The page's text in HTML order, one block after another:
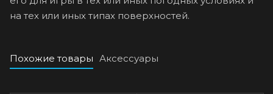
на тех или иных типах поверхностей.
Похожие товары Аксессуары